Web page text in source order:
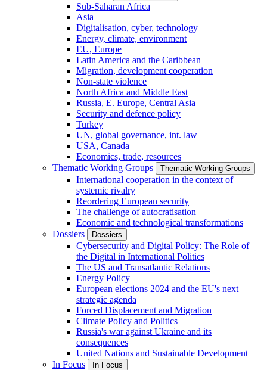
Sub-Saharan Africa
Asia
Digitalisation, cyber, technology
Energy, climate, environment
EU, Europe
Latin America and the Caribbean
Migration, development cooperation
Non-state violence
North Africa and Middle East
Russia, E. Europe, Central Asia
Security and defence policy
Turkey
UN, global governance, int. law
USA, Canada
Economics, trade, resources
Thematic Working Groups
Thematic Working Groups
International cooperation in the context of
systemic rivalry
Reordering European security
The challenge of autocratisation
Economic and technological transformations
Dossiers
Dossiers
Cybersecurity and Digital Policy: The Role of
the Digital in International Politics
The US and Transatlantic Relations
Energy Policy
European elections 2024 and the EU's next
strategic agenda
Forced Displacement and Migration
Climate Policy and Politics
Russia's war against Ukraine and its
consequences
United Nations and Sustainable Development
In Focus
In Focus